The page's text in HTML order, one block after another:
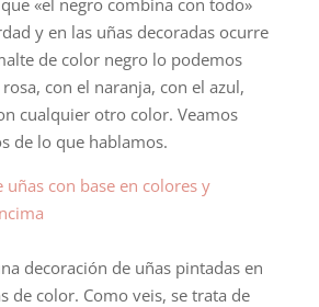
y en las uñas decoradas ocurre
de color negro lo podemos
con el naranja, con el azul,
cualquier otro color. Veamos
de lo que hablamos.
decoración de uñas pintadas en
de color. Como veis, se trata de